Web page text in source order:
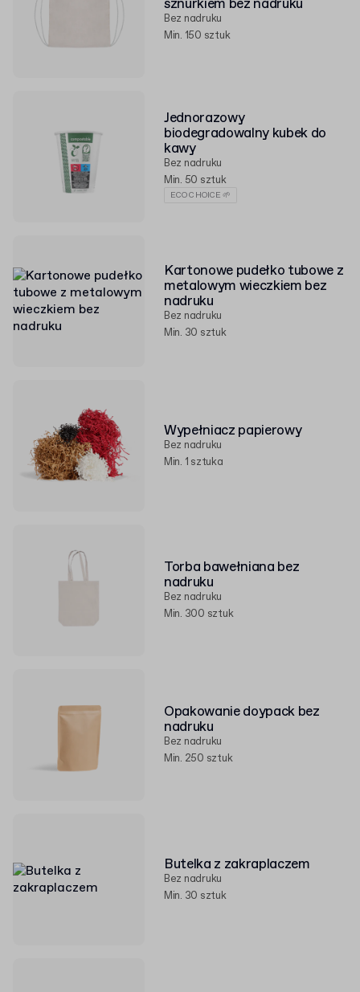
sznurkiem bez nadruku
Bez nadruku
Min. 150 sztuk
Jednorazowy
biodegradowalny kubek do
kawy
Bez nadruku
Min. 50 sztuk
ECO CHOICE 🌱
Kartonowe pudełko tubowe z
metalowym wieczkiem bez
nadruku
Bez nadruku
Min. 30 sztuk
Wypełniacz papierowy
Bez nadruku
Min. 1 sztuka
Torba bawełniana bez
nadruku
Bez nadruku
Min. 300 sztuk
Opakowanie doypack bez
nadruku
Bez nadruku
Min. 250 sztuk
Butelka z zakraplaczem
Bez nadruku
Min. 30 sztuk